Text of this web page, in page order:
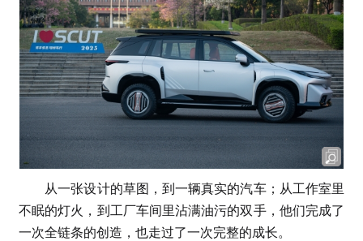
从一张设计的草图，到一辆真实的汽车；从工作室里
不眠的灯火，到工厂车间里沾满油污的双手，他们完成了
一次全链条的创造，也走过了一次完整的成长。